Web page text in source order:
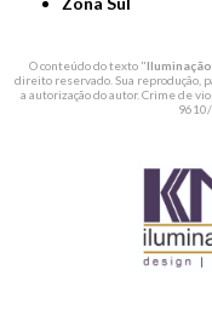
O conteúdo do texto "
direito reservado. Sua reprodução,
a autorização do autor. Crime de